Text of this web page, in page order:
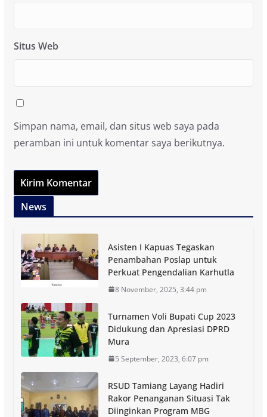
Situs Web
Simpan nama, email, dan situs web saya pada
peramban ini untuk komentar saya berikutnya.
News
Asisten I Kapuas Tegaskan
Penambahan Poslap untuk
Perkuat Pengendalian Karhutla
8 November, 2025, 3:44 pm
Turnamen Voli Bupati Cup 2023
Didukung dan Apresiasi DPRD
Mura
5 September, 2023, 6:07 pm
RSUD Tamiang Layang Hadiri
Rakor Penanganan Situasi Tak
Diinginkan Program MBG